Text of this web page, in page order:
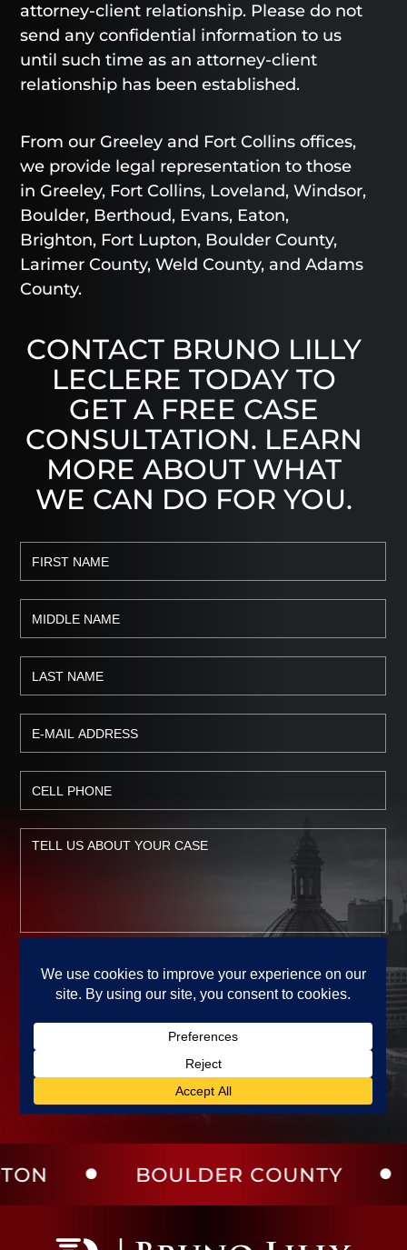
attorney-client relationship. Please do not
send any confidential information to us
until such time as an attorney-client
relationship has been established.
From our Greeley and Fort Collins offices,
we provide legal representation to those
in Greeley, Fort Collins, Loveland, Windsor,
Boulder, Berthoud, Evans, Eaton,
Brighton, Fort Lupton, Boulder County,
Larimer County, Weld County, and Adams
County.
CONTACT BRUNO LILLY
LECLERE TODAY TO
GET A FREE CASE
CONSULTATION. LEARN
MORE ABOUT WHAT
WE CAN DO FOR YOU.
BOULDER COUNTY